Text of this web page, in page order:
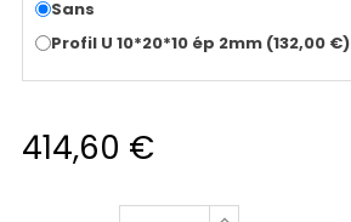
Sans
Profil U 10*20*10 ép 2mm (132,00 €)
414,60 €